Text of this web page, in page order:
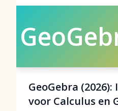
GeoGebra
voor Calculus en